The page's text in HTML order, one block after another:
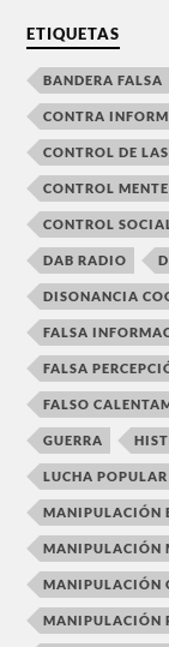
ETIQUETAS
BANDERA FALSA
CONTRA
CONTROL DE
CONTROL
CONTROL
DAB RADIO
DISONANCIA
FALSA
FALSA
FALSO
GUERRA
LUCHA POPULAR
MANIPULACIÓN
MANIPULACIÓN
MANIPULACIÓN
MANIPULACIÓN